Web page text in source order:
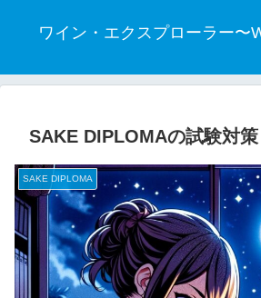
ワイン・エクスプローラー〜
SAKE DIPLOMAの試験対
SAKE DIPLOMA